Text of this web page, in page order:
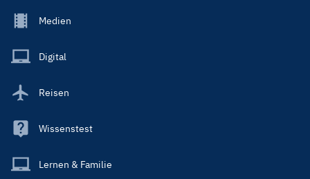
Footer
Main
Medien
Digital
Reisen
Wissenstest
Lernen & Familie